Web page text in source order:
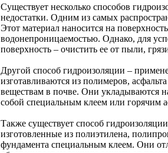
Существует несколько способов
недостатки. Одним из самых
Этот материал наносится на
водонепроницаемостью. Однако, для
поверхность – очистить ее от пыли,
Другой способ гидроизоляции –
изготавливаются из полимеров,
веществам в почве. Они укладываются
собой специальным клеем или горячим
Также существует способ
изготовленные из полиэтилена,
фундамента специальным клеем. Они